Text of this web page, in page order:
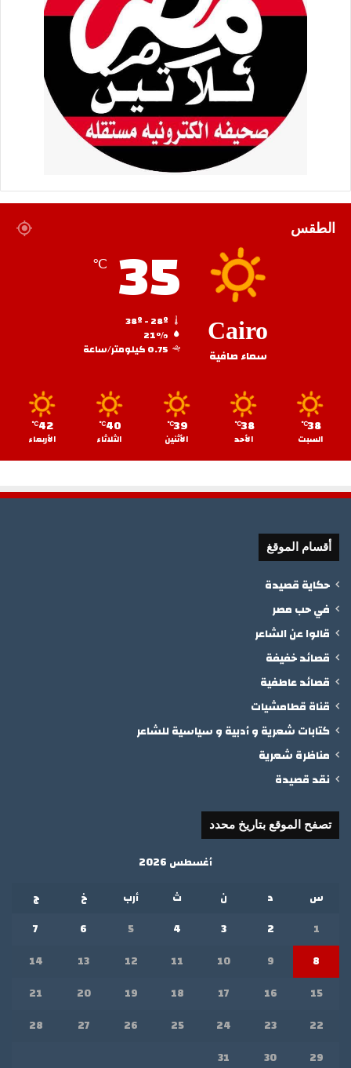
الطقس
Cairo
سماء صافية
35
℃
21%
0.75 كيلومتر/ساعة
38
℃
السبت
38
℃
الأحد
39
℃
الأثنين
40
℃
الثلاثاء
42
℃
الأربعاء
أقسام الموقغ
حكاية قصيدة
في حب مصر
قالوا عن الشاعر
قصائد خفيفة
قصائد عاطفية
قناة قطامشيات
كتابات شعرية و أدبية و سياسية للشاعر
مناظرة شعرية
نقد قصيدة
تصفح الموقع بتاريخ محدد
أغسطس 2026
س
د ن ث أرب خ
ج
1
2
3
4
5
6
7
8
9
10
11
12
13
14
15
16
17
18
19
20
21
22
23
24
25
26
27
28
29
30
31